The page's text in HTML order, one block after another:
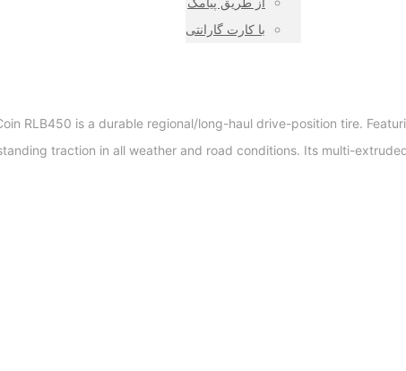
با کارت گارانتی
RLB450 is a durable regional/long-haul drive-position tire.
traction in all weather and road conditions. Its multi-